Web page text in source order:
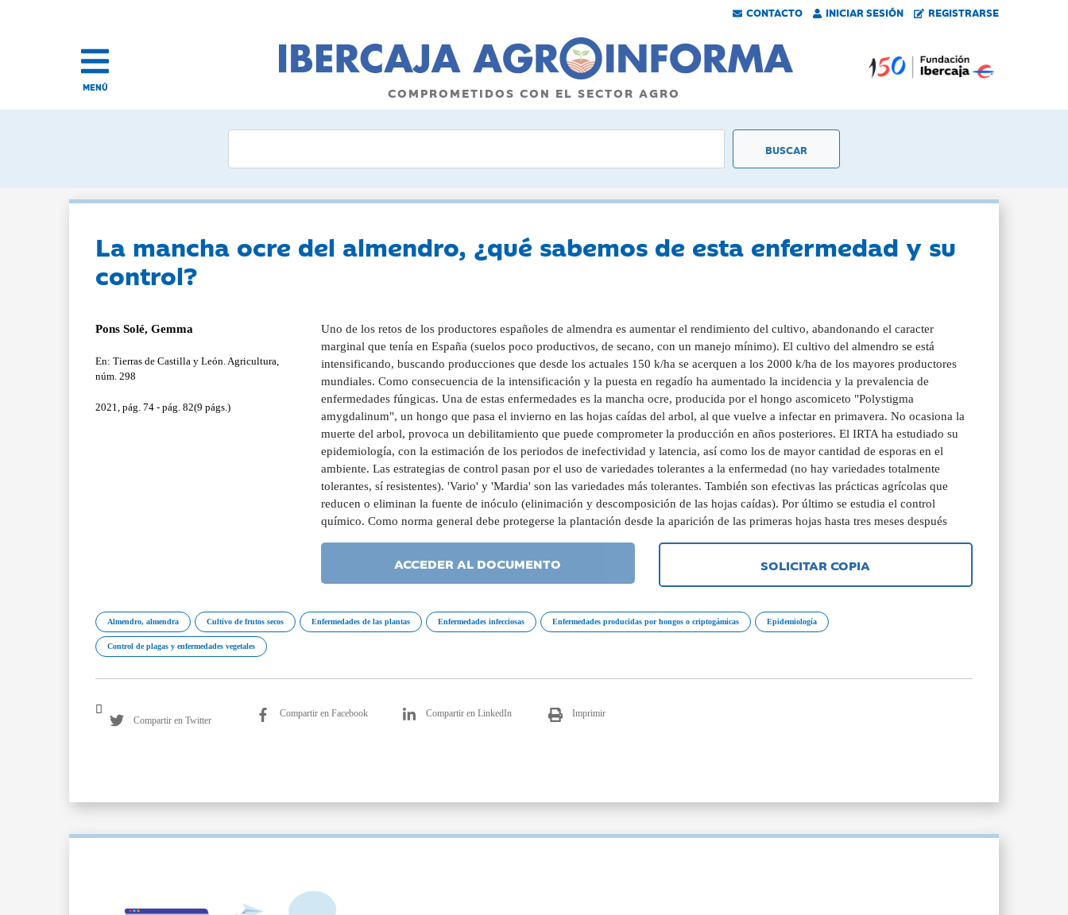
CONTACTO INICIAR SESIÓN REGISTRARSE
MENÚ COMPROMETIDOS CON EL SECTOR AGRO
La mancha ocre del almendro, ¿qué sabemos de esta enfermedad y su
control?
Pons Solé, Gemma
En: Tierras de Castilla y León. Agricultura,
núm. 298
2021, pág. 74 - pág. 82(9 págs.)
Uno de los retos de los productores españoles de almendra es aumentar el rendimiento del cultivo, abandonando el caracter
marginal que tenía en España (suelos poco productivos, de secano, con un manejo mínimo). El cultivo del almendro se está
intensificando, buscando producciones que desde los actuales 150 k/ha se acerquen a los 2000 k/ha de los mayores productores
mundiales. Como consecuencia de la intensificación y la puesta en regadío ha aumentado la incidencia y la prevalencia de
enfermedades fúngicas. Una de estas enfermedades es la mancha ocre, producida por el hongo ascomiceto "Polystigma
amygdalinum", un hongo que pasa el invierno en las hojas caídas del arbol, al que vuelve a infectar en primavera. No ocasiona la
muerte del arbol, provoca un debilitamiento que puede comprometer la producción en años posteriores. El IRTA ha estudiado su
epidemiología, con la estimación de los periodos de inefectividad y latencia, así como los de mayor cantidad de esporas en el
ambiente. Las estrategias de control pasan por el uso de variedades tolerantes a la enfermedad (no hay variedades totalmente
tolerantes, sí resistentes). 'Vario' y 'Mardia' son las variedades más tolerantes. También son efectivas las prácticas agrícolas que
reducen o eliminan la fuente de inóculo (elinimación y descomposición de las hojas caídas). Por último se estudia el control
químico. Como norma general debe protegerse la plantación desde la aparición de las primeras hojas hasta tres meses después
ACCEDER AL DOCUMENTO SOLICITAR COPIA
Almendro, almendra Cultivo de frutos secos Enfermedades de las plantas Enfermedades infecciosas Enfermedades producidas por hongos o criptogámicas Epidemiología
Control de plagas y enfermedades vegetales
Compartir en Twitter
Compartir en Facebook Compartir en LinkedIn Imprimir